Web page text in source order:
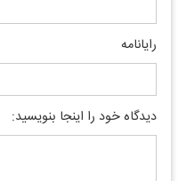
رایانامه
دیدگاه خود را اینجا بنویسید: